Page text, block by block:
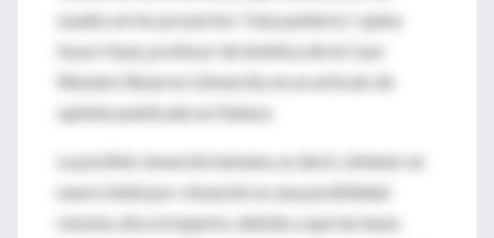
usados en los proyectos “más punteros”, opina
Insoo Hyun, profesor de bioética de la Case
Western Reserve University en un artículo de
opinión publicado en Nature.
La posible clonación humana, es decir, obtener un
nuevo bebé por clonación es una posibilidad
remota, dice el experto, debido a que las leyes